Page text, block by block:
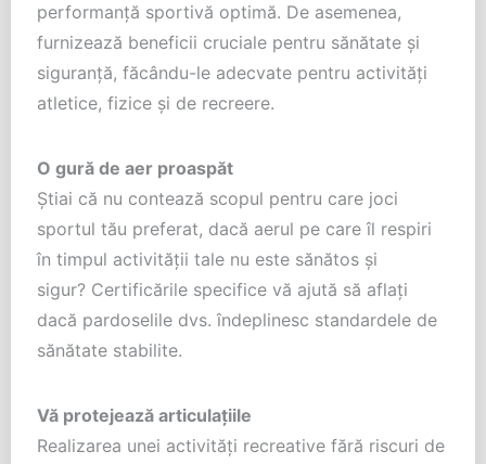
performanță sportivă optimă. De asemenea,
furnizează beneficii cruciale pentru sănătate și
siguranță, făcându-le adecvate pentru activități
atletice, fizice și de recreere.
O gură de aer proaspăt
Știai că nu contează scopul pentru care joci
sportul tău preferat, dacă aerul pe care îl respiri
în timpul activității tale nu este sănătos și
sigur? Certificările specifice vă ajută să aflați
dacă pardoselile dvs. îndeplinesc standardele de
sănătate stabilite.
Vă protejează articulațiile
Realizarea unei activități recreative fără riscuri de